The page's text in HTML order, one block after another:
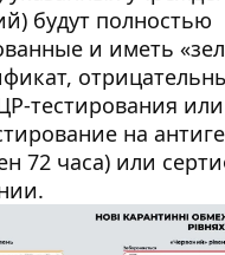
будут полностью
и иметь
тестирования или
на
72 часа) или